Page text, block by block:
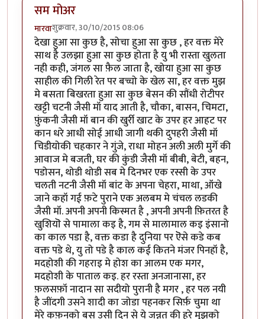
सम मोअर
मारवाशुक्रवार, 30/10/2015 08:06
देखा हुआ सा कुछ है, सोचा हुआ सा कुछ , हर वक्त मेरे
साथ है उलझा हुआ सा कुछ होता है यु भी रास्ता खुलता
नही कही, जंगल सा फ़ैल जाता है, खोया हुआ सा कुछ
साहील की गिली रेत पर बच्चो के खेल सा, हर वक्त मुझ
मे बसता बिखरता हुआ सा कुछ बेसन की सौंधी रोटीपर
खट्टी चटनी जैसी मॉ याद आती है, चौका, बासन, चिमटा,
फ़ुंकनी जैसी मॉ बान की खुर्री खाट के उपर हर आहट पर
कान धरे आधी सोई आधी जागी थकी दुपहरी जैसी मॉ
चिडीयोकी चहकार ने गुंजे, राधा मोहन अली अली मुर्गे की
आवाज मे बजती, घर की कुंडी जैसी मॉ बीबी, बेटी, बहन,
पडोसन, थोडी थोडी सब मे दिनभर एक रस्सी के उपर
चलती नटनी जैसी मॉ बांट के अपना चेहरा, माथा, ऑखे
जाने कहॉ गई फ़टे पुराने एक अलबम मे चंचल लडकी
जैसी मॉ. अपनी अपनी किस्मत है , अपनी अपनी फ़ितरत है
खुशियॊ से पामाला कइ है, गम से मालामाल कइ इंसानो
का काल पडा है, वक्त कडा है दुनिया पर ऎसे कडे कब
वक्त पडे थे, यु तो पडे है काल कई कितने मंजर पिनहॉ है,
मदहोशी की गहराइ मे होश का आलम एक मगर,
मदहोशी के पाताल कइ. हर रस्ता अनजानासा, हर
फ़लसफ़ॉ नादान सा सदीयो पुरानी है मगर , हर पल नयी
है जींदगी उसने शादी का जोडा पहनकर सिर्फ़ चुमा था
मेरे कफ़नको बस उसी दिन से ये जन्नत की हुरे मुझको